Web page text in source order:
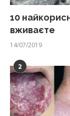
10
вживаєте
14/07/2019
2